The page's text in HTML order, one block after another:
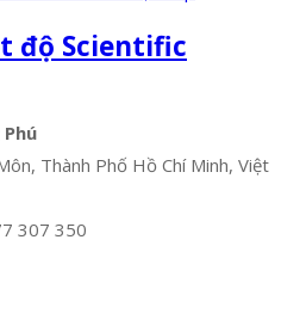
độ Scientific
Thành Phố Hồ Chí Minh, Việt
307 350